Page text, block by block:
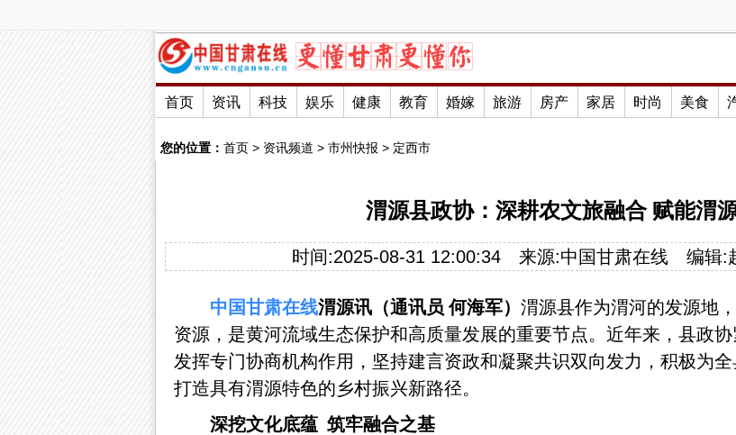
首页 资讯 科技 娱乐 健康 教育 婚嫁 旅游 房产 家居 时尚 美食
您的位置： 首页 > 资讯频道 > 市州快报 > 定西市
渭源县政协：深耕农文旅融合 赋能渭
时间:2025-08-31 12:00:34 来源:中国甘肃在线 编辑:
中国甘肃在线渭源讯（通讯员 何海军） 渭源县作为渭河的发源地
资源，是黄河流域生态保护和高质量发展的重要节点。近年来，县政
发挥专门协商机构作用，坚持建言资政和凝聚共识双向发力，积极为
打造具有渭源特色的乡村振兴新路径。
深挖文化底蕴 筑牢融合之基